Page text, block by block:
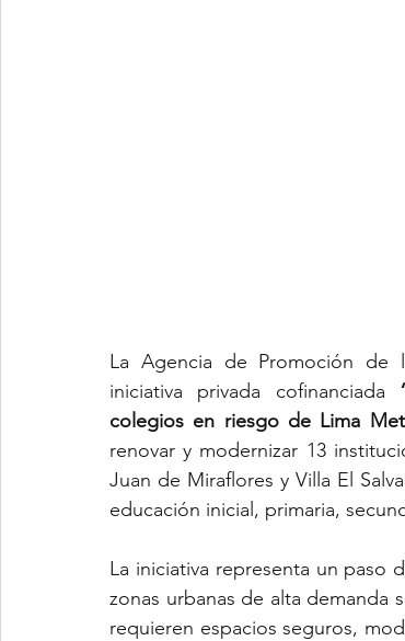
La Agencia de Promoción de
iniciativa privada cofinanciada
colegios en riesgo de Lima
renovar y modernizar 13
Juan de Miraflores y Villa El
educación inicial, primaria,
La iniciativa representa un paso
zonas urbanas de alta demanda
requieren espacios seguros,